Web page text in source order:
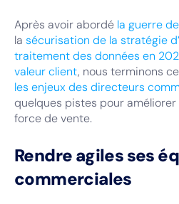
Après avoir abordé la guerre
la sécurisation de la stratégie
traitement des données en 202
valeur client, nous terminons
les enjeux des directeurs
quelques pistes pour améliorer
force de vente.
Rendre agiles ses
commerciales